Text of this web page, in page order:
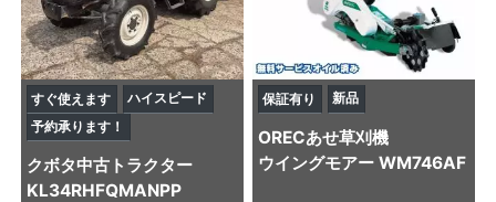
すぐ使えます
ハイスピード
予約承ります！
クボタ中古トラクター
KL34RHFQMANPP
保証有り 新品
ORECあせ草刈機
ウイングモアー WM746AF